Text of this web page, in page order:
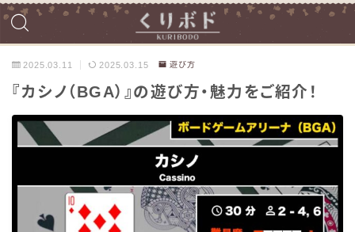
2025.03.11 2025.03.15 遊び方
『カシノ（BGA）』の遊び方・魅力をご紹介！